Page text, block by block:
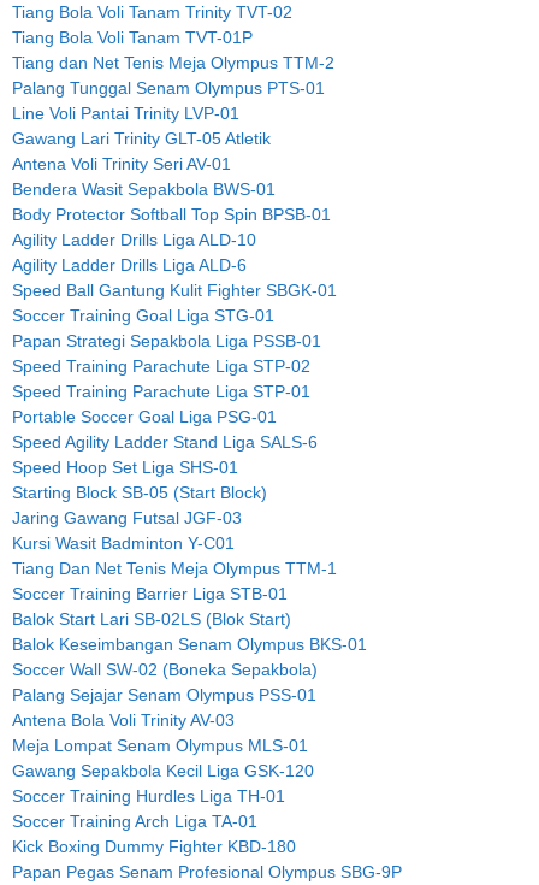
Tiang Bola Voli Tanam Trinity TVT-02
Tiang Bola Voli Tanam TVT-01P
Tiang dan Net Tenis Meja Olympus TTM-2
Palang Tunggal Senam Olympus PTS-01
Line Voli Pantai Trinity LVP-01
Gawang Lari Trinity GLT-05 Atletik
Antena Voli Trinity Seri AV-01
Bendera Wasit Sepakbola BWS-01
Body Protector Softball Top Spin BPSB-01
Agility Ladder Drills Liga ALD-10
Agility Ladder Drills Liga ALD-6
Speed Ball Gantung Kulit Fighter SBGK-01
Soccer Training Goal Liga STG-01
Papan Strategi Sepakbola Liga PSSB-01
Speed Training Parachute Liga STP-02
Speed Training Parachute Liga STP-01
Portable Soccer Goal Liga PSG-01
Speed Agility Ladder Stand Liga SALS-6
Speed Hoop Set Liga SHS-01
Starting Block SB-05 (Start Block)
Jaring Gawang Futsal JGF-03
Kursi Wasit Badminton Y-C01
Tiang Dan Net Tenis Meja Olympus TTM-1
Soccer Training Barrier Liga STB-01
Balok Start Lari SB-02LS (Blok Start)
Balok Keseimbangan Senam Olympus BKS-01
Soccer Wall SW-02 (Boneka Sepakbola)
Palang Sejajar Senam Olympus PSS-01
Antena Bola Voli Trinity AV-03
Meja Lompat Senam Olympus MLS-01
Gawang Sepakbola Kecil Liga GSK-120
Soccer Training Hurdles Liga TH-01
Soccer Training Arch Liga TA-01
Kick Boxing Dummy Fighter KBD-180
Papan Pegas Senam Profesional Olympus SBG-9P